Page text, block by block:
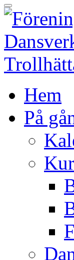
Hem
På